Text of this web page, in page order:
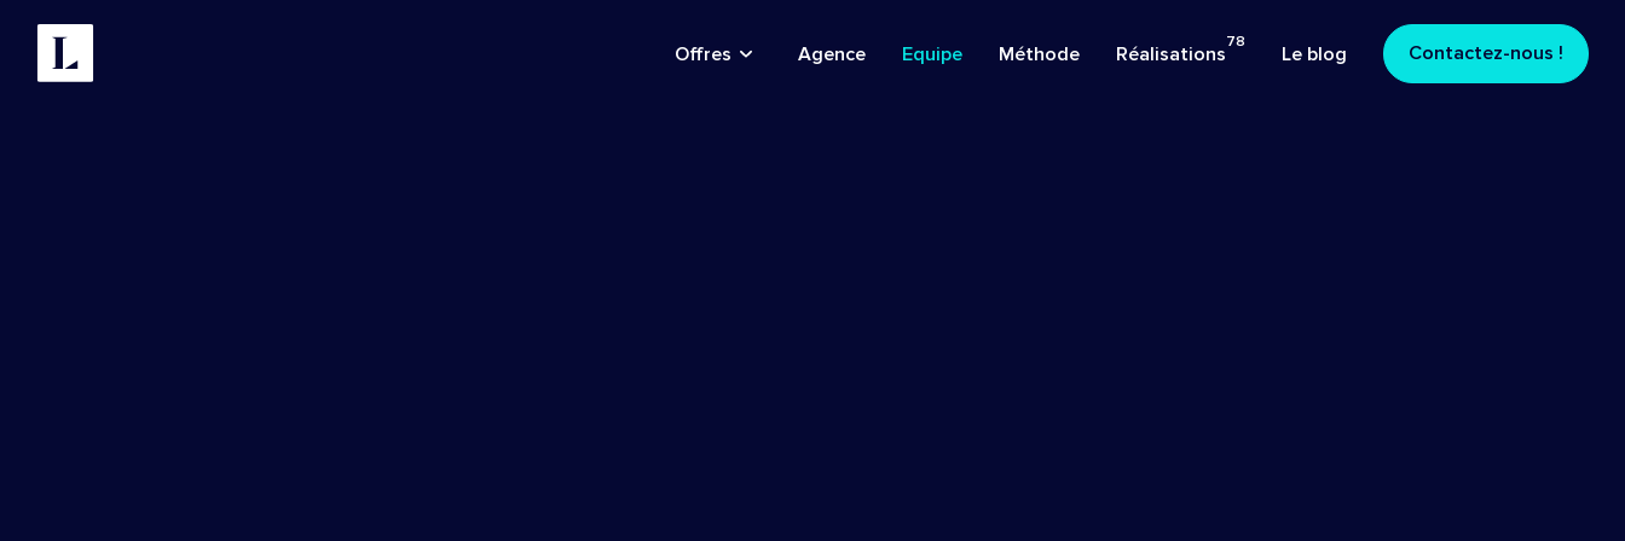
Offres Agence Equipe Méthode Réalisations:78 78 réalisations au total
Le blog Contactez-nous !